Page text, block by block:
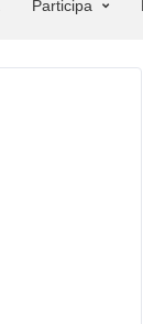
Participa